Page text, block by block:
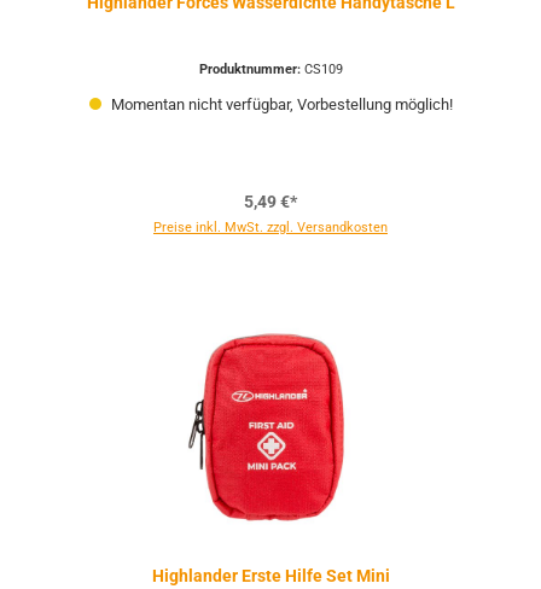
Produktnummer: CS109
Momentan nicht verfügbar, Vorbestellung möglich!
5,49 €*
Preise inkl. MwSt. zzgl. Versandkosten
Highlander Erste Hilfe Set Mini